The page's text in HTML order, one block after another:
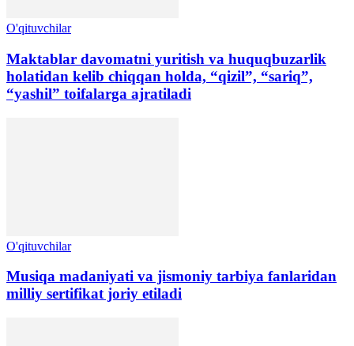
O'qituvchilar
Maktablar davomatni yuritish va huquqbuzarlik
holatidan kelib chiqqan holda, “qizil”, “sariq”,
“yashil” toifalarga ajratiladi
O'qituvchilar
Musiqa madaniyati va jismoniy tarbiya fanlaridan
milliy sertifikat joriy etiladi